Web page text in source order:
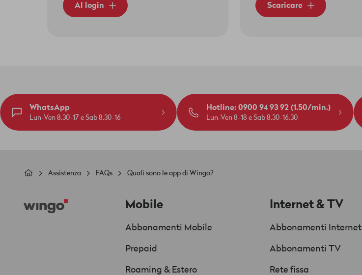
Al login Scaricare
WhatsApp
Lun-Ven 8.30-17 e Sab 8.30-16
Hotline: 0900 94 93 92 (1.50/min.)
Lun-Ven 8-18 e Sab 8.30-16.30
BricioleAssistenza FAQs Quali sono le app di Wingo?
Mobile
Abbonamenti Mobile
Prepaid
Roaming & Estero
Internet & TV
Abbonamenti Internet
Abbonamenti TV
Rete fissa